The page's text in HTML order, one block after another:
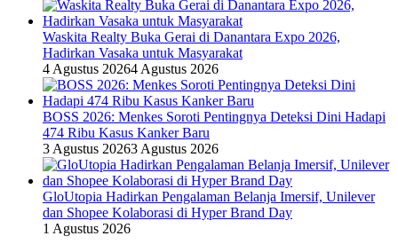
Waskita Realty Buka Gerai di Danantara Expo 2026,
Hadirkan Vasaka untuk Masyarakat
4 Agustus 20264 Agustus 2026
BOSS 2026: Menkes Soroti Pentingnya Deteksi Dini Hadapi
474 Ribu Kasus Kanker Baru
3 Agustus 20263 Agustus 2026
GloUtopia Hadirkan Pengalaman Belanja Imersif, Unilever
dan Shopee Kolaborasi di Hyper Brand Day
1 Agustus 2026